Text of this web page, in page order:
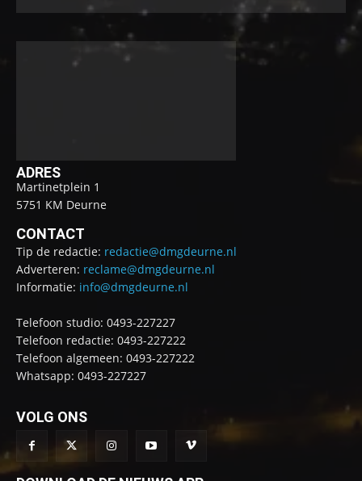
ADRES
Martinetplein 1
5751 KM Deurne
CONTACT
Tip de redactie: redactie@dmgdeurne.nl
Adverteren: reclame@dmgdeurne.nl
Informatie: info@dmgdeurne.nl
Telefoon studio: 0493-227227
Telefoon redactie: 0493-227222
Telefoon algemeen: 0493-227222
Whatsapp: 0493-227227
VOLG ONS